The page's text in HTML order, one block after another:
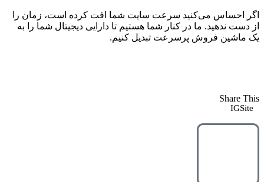
اگر احساس می‌کنید سرعت سایت شما افت کرده است، زمان را
از دست ندهید. ما در کنار شما هستیم تا دارایی دیجیتال شما را به
یک ماشین فروش پرسرعت تبدیل کنیم.
Share This
IGSite